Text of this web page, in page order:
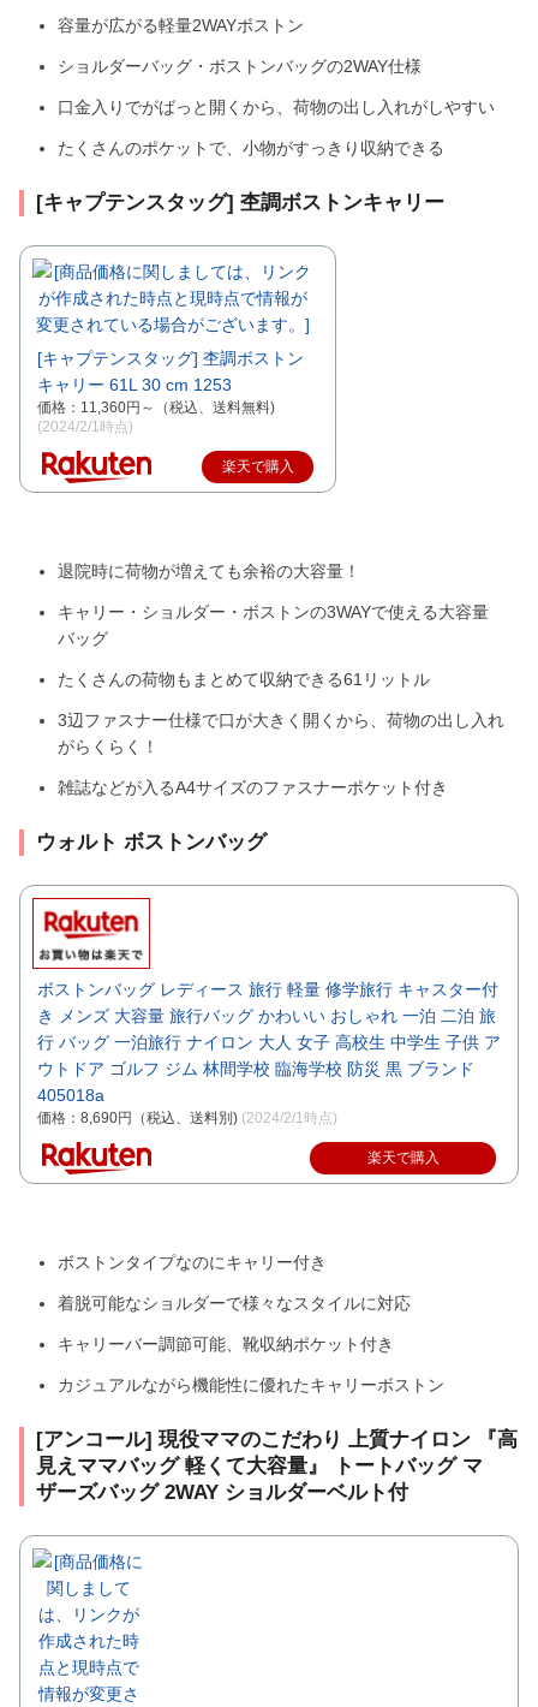
容量が広がる軽量2WAYボストン
ショルダーバッグ・ボストンバッグの2WAY仕様
口金入りでがばっと開くから、荷物の出し入れがしやすい
たくさんのポケットで、小物がすっきり収納できる
[キャプテンスタッグ] 杢調ボストンキャリー
[キャプテンスタッグ] 杢調ボストン
キャリー 61L 30 cm 1253
価格：11,360円～（税込、送料無料)
(2024/2/1時点)
楽天で購入
退院時に荷物が増えても余裕の大容量！
キャリー・ショルダー・ボストンの3WAYで使える大容量
バッグ
たくさんの荷物もまとめて収納できる61リットル
3辺ファスナー仕様で口が大きく開くから、荷物の出し入れ
がらくらく！
雑誌などが入るA4サイズのファスナーポケット付き
ウォルト ボストンバッグ
ボストンバッグ レディース 旅行 軽量 修学旅行 キャスター付
き メンズ 大容量 旅行バッグ かわいい おしゃれ 一泊 二泊 旅
行 バッグ 一泊旅行 ナイロン 大人 女子 高校生 中学生 子供 ア
ウトドア ゴルフ ジム 林間学校 臨海学校 防災 黒 ブランド
405018a
価格：8,690円（税込、送料別) (2024/2/1時点)
楽天で購入
ボストンタイプなのにキャリー付き
着脱可能なショルダーで様々なスタイルに対応
キャリーバー調節可能、靴収納ポケット付き
カジュアルながら機能性に優れたキャリーボストン
[アンコール] 現役ママのこだわり 上質ナイロン 『高
見えママバッグ 軽くて大容量』 トートバッグ マ
ザーズバッグ 2WAY ショルダーベルト付